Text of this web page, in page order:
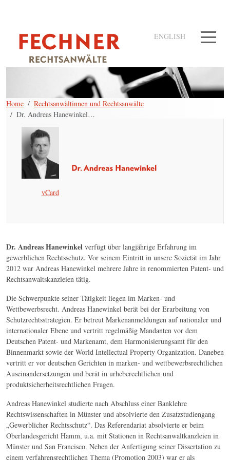
ENGLISH
Home
Rechtsanwältinnen und Rechtsanwälte
Dr. Andreas Hanewinkel…
vCard
Dr. Andreas Hanewinkel verfügt über langjährige Erfahrung im
gewerblichen Rechtsschutz. Vor seinem Eintritt in unsere Sozietät im Jahr
2012 war Andreas Hanewinkel mehrere Jahre in renommierten Patent- und
Rechtsanwaltskanzleien tätig.
Die Schwerpunkte seiner Tätigkeit liegen im Marken- und
Wettbewerbsrecht. Andreas Hanewinkel berät bei der Erarbeitung von
Schutzrechtsstrategien. Er betreut Markenanmeldungen auf nationaler und
internationaler Ebene und vertritt regelmäßig Mandanten vor dem
Deutschen Patent- und Markenamt, dem Harmonisierungsamt für den
Binnenmarkt sowie der World Intellectual Property Organization. Daneben
vertritt er vor deutschen Gerichten in marken- und wettbewerbsrechtlichen
Auseinandersetzungen und berät in urheberechtlichen und
produktsicherheitsrechtlichen Fragen.
Andreas Hanewinkel studierte nach Abschluss einer Banklehre
Rechtswissenschaften in Münster und absolvierte den Zusatzstudiengang
„Gewerblicher Rechtsschutz“. Das Referendariat absolvierte er beim
Oberlandesgericht Hamm, u.a. mit Stationen in Rechtsanwaltkanzleien in
Münster und San Francisco. Neben der Anfertigung seiner Dissertation zu
einem verfahrensrechtlichen Thema (Promotion 2003) war er als